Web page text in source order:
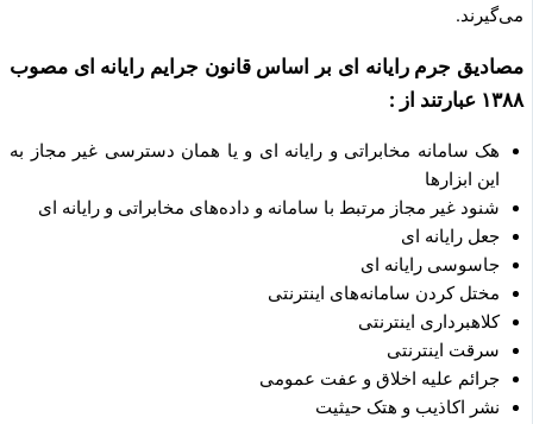
می‌گیرند.
مصادیق جرم رایانه ای بر اساس قانون جرایم رایانه ای مصوب
۱۳۸۸ عبارتند از :
هک سامانه مخابراتی و رایانه ای و یا همان دسترسی غیر مجاز به
این ابزارها
شنود غیر مجاز مرتبط با سامانه و داده‌های مخابراتی و رایانه ای
جعل رایانه ای
جاسوسی رایانه ای
مختل کردن سامانه‌های اینترنتی
کلاهبرداری اینترنتی
سرقت اینترنتی
جرائم علیه اخلاق و عفت عمومی
نشر اکاذیب و هتک حیثیت